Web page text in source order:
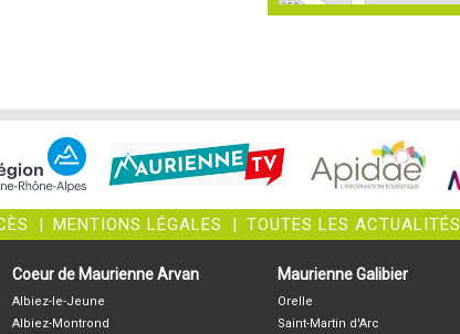
| MENTIONS LÉGALES | TOUTES LES ACTUALITÉS
Coeur de Maurienne Arvan
Albiez-le-Jeune
Albiez-Montrond
Maurienne Galibier
Orelle
Saint-Martin d'Arc